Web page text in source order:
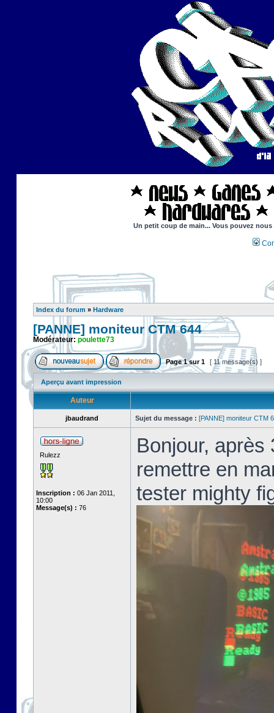
Un petit coup de main... Vous pouvez
Index du forum » Hardware
[PANNE] moniteur CTM 644
Modérateur: poulette73
Page1sur1 [ 11 message(s) ]
Aperçu avant impression
Auteur
jbaudrand Sujet du message : [PANNE] moniteur CTM
Rulezz
Inscription : 06 Jan 2011,
10:00
Message(s) : 76
Bonjour, après
remettre en
tester mighty